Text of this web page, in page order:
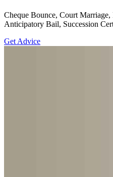
Cheque Bounce, Court
Anticipatory Bail, Succession
Get Advice